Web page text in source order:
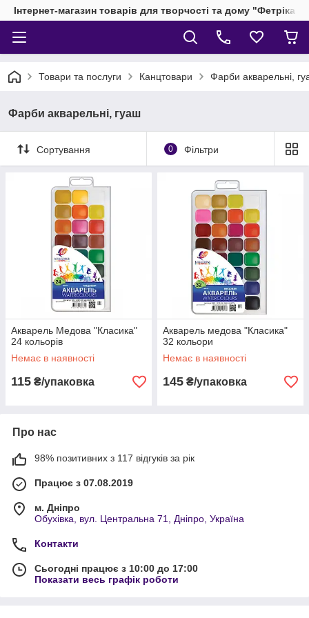
Інтернет-магазин товарів для творчості та дому "Фетріка"
Товари та послуги Канцтовари Фарби акварельні,
Фарби акварельні, гуаш
Сортування 0 Фільтри
Акварель Медова "Класика"
24 кольорів
Немає в наявності
115 ₴/упаковка
Акварель медова "Класика"
32 кольори
Немає в наявності
145 ₴/упаковка
Про нас
98% позитивних з 117 відгуків за рік
Працює з 07.08.2019
м. Дніпро
Обухівка, вул. Центральна 71, Дніпро, Україна
Контакти
Сьогодні працює з 10:00 до 17:00
Показати весь графік роботи